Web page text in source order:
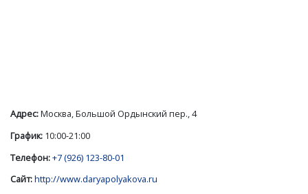
Адрес:Москва, Большой Ордынский пер., 4
График: 10:00-21:00
Телефон:+7 (926) 123-80-01
Сайт:http://www.daryapolyakova.ru